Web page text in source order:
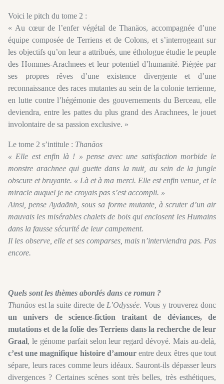
Voici le pitch du tome 2 :
« Au cœur de l’enfer végétal de Thanäos, accompagnée d’une
équipe composée de Terriens et de Colons, et s’interrogeant sur
les objectifs qu’on leur a attribués, une éthologue étudie le peuple
des Hommes-Arachnees et leur potentiel d’humanité. Piégée par
ses propres rêves d’une existence divergente et d’une
reconnaissance des races mutantes au sein de la colonie terrienne,
en lutte contre l’hégémonie des gouvernements du Berceau, elle
deviendra, entre les pattes du plus grand des Arachnees, le jouet
involontaire de sa passion exclusive. »
Le tome 2 s’intitule : Thanäos
« Elle est enfin là ! » pense avec une satisfaction morbide le
monstre arachnee qui guette dans la nuit, au sein de la jungle
obscure et bruyante. « Là et à ma merci. Elle est enfin venue, et le
miracle auquel je ne croyais pas s’est accompli. »
Ainsi, pense Aydaãnh, sous sa forme mutante, à scruter d’un air
mauvais les misérables chalets de bois qui enclosent les Humains
dans la fausse sécurité de leur campement.
Il les observe, elle et ses comparses, mais n’interviendra pas. Pas
encore.
Quels sont les thèmes abordés dans ce roman ?
Thanäos est la suite directe de L’Odyssée. Vous y trouverez donc
un univers de science-fiction traitant de déviances, de
mutations et de la folie des Terriens dans la recherche de leur
Graal, le génome parfait selon leur regard dévoyé. Mais au-delà,
c’est une magnifique histoire d’amourentre deux êtres que tout
sépare, leurs races comme leurs idéaux. Sauront-ils dépasser leurs
divergences ? Certaines scènes sont très belles, très esthétiques,